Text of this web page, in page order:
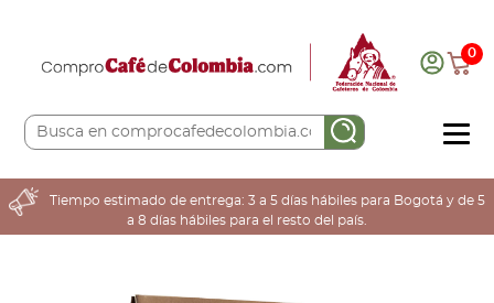
0
COMPRA AQUÍ
COLOMBIA CAFETERA
Tiempo estimado de entrega: 3 a 5 días hábiles para Bogotá y de 5
a 8 días hábiles para el resto del país.